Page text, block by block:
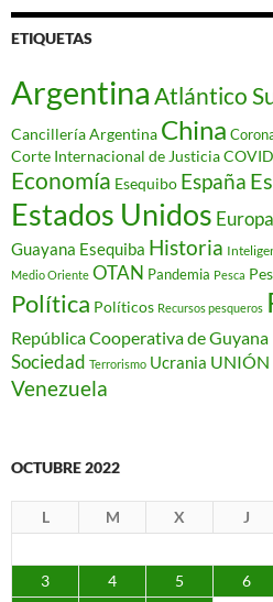
ETIQUETAS
Argentina Atlántico
Cancillería Argentina China
Corte Internacional de Justicia
Economía Esequibo España
Estados Unidos Europa
Guayana Esequiba Historia
Medio Oriente OTAN Pandemia Pesca
Política Políticos Recursos pesqueros
República Cooperativa de Guyana
Sociedad Terrorismo Ucrania UNIÓN
Venezuela
OCTUBRE 2022
L M X J
3
4 5 6